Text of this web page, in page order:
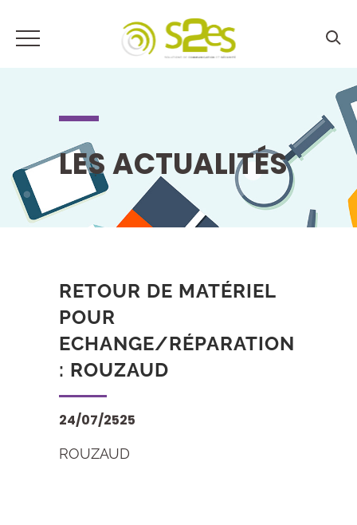
LES ACTUALITÉS
RETOUR DE MATÉRIEL
POUR
ECHANGE/RÉPARATION
: ROUZAUD
24/07/2525
ROUZAUD